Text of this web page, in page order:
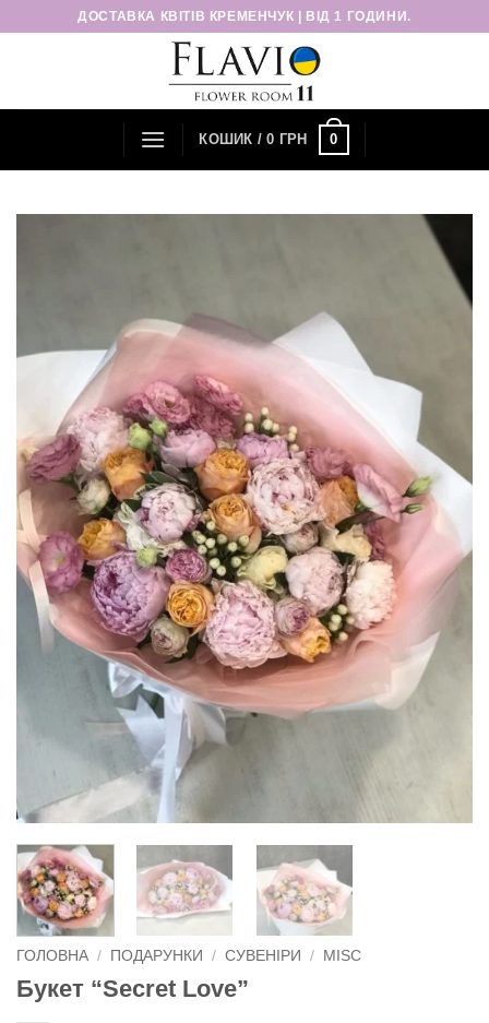
ПропуститиДОСТАВКА КВІТІВ КРЕМЕНЧУК | ВІД 1 ГОДИНИ.
КОШИК /0 ГРН 0
ГОЛОВНА / ПОДАРУНКИ / СУВЕНІРИ / MISC
Букет “Secret Love”